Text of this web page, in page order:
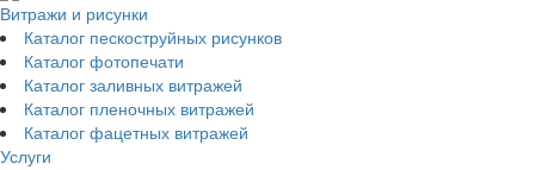
Витражи и рисунки
Каталог пескоструйных рисунков
Каталог фотопечати
Каталог заливных витражей
Каталог пленочных витражей
Каталог фацетных витражей
Услуги